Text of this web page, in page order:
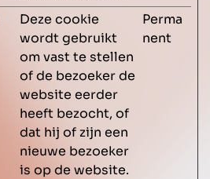
Deze cookie
wordt gebruikt
om vast te stellen
of de bezoeker de
website eerder
heeft bezocht, of
dat hij of zijn een
nieuwe bezoeker
is op de website.
Perma
nent